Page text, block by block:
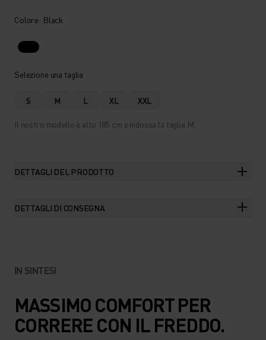
Colore: Black
Selezione una taglia
S M L XL XXL
Il nostro modello è alto 185 cm e indossa la taglia M.
DETTAGLI DEL PRODOTTO
DETTAGLI DI CONSEGNA
IN SINTESI
MASSIMO COMFORT PER
CORRERE CON IL FREDDO.